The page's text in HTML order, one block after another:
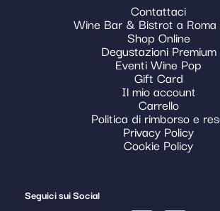
Contattaci
Wine Bar & Bistrot a Roma
Shop Online
Degustazioni Premium
Eventi Wine Pop
Gift Card
Il mio account
Carrello
Politica di rimborso e
Privacy Policy
Cookie Policy
Seguici sui Social